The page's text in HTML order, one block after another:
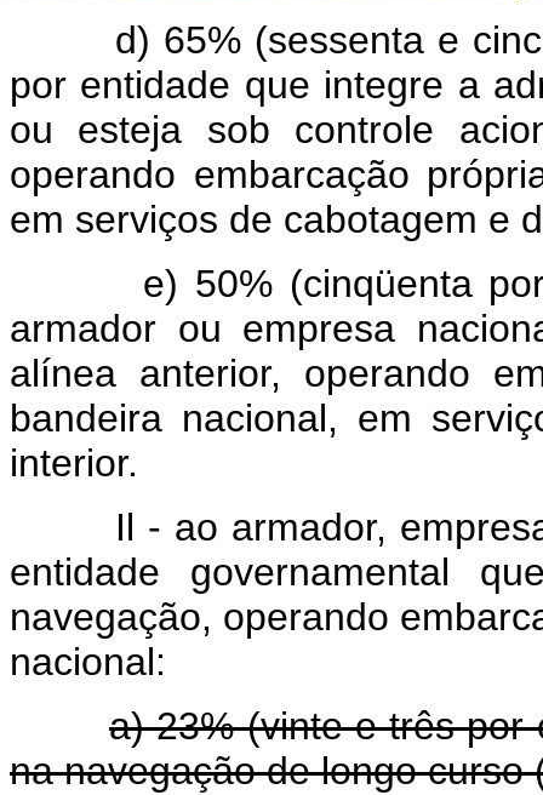
d) 65% (sessenta e cinco
por entidade que integre a
ou esteja sob controle
operando embarcação
em serviços de cabotagem e
e) 50% (cinqüenta por
armador ou empresa
alínea anterior, operando
bandeira nacional, em
interior.
Il - ao armador, empresa
entidade governamental
navegação, operando
nacional:
a) 23% (vinte e três por
na navegação de longo curso